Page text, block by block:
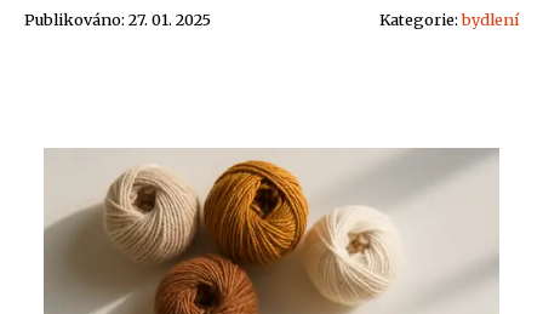
Publikováno: 27. 01. 2025 Kategorie:bydlení